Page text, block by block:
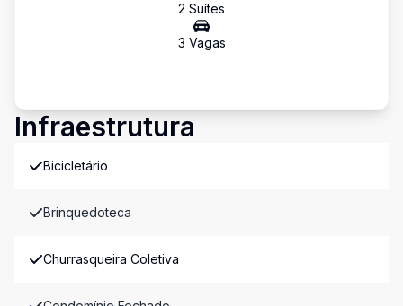
2 Suítes
3 Vagas
Infraestrutura
Bicicletário
Brinquedoteca
Churrasqueira Coletiva